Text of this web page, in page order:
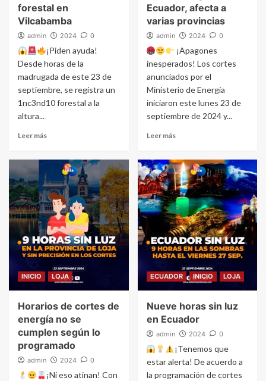
forestal en
Vilcabamba
admin 2024 0
¡Piden ayuda!
Desde horas de la
madrugada de este 23 de
septiembre, se registra un
1nc3nd10 forestal a la
altura...
Leer más
Ecuador, afecta a
varias provincias
admin 2024 0
¡Apagones
inesperados! Los cortes
anunciados por el
Ministerio de Energía
iniciaron este lunes 23 de
septiembre de 2024 y...
Leer más
INICIO LOJA
Horarios de cortes de
energía no se
cumplen según lo
programado
admin 2024 0
¡Ni eso atinan! Con
ECUADOR INICIO LOJA
Nueve horas sin luz
en Ecuador
admin 2024 0
¡Tenemos que
estar alerta! De acuerdo a
la programación de cortes